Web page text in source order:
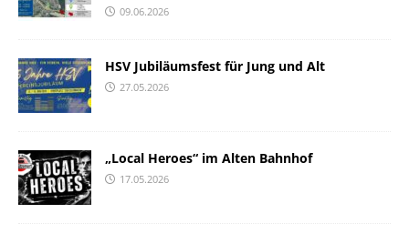
09.06.2026
HSV Jubiläumsfest für Jung und Alt
27.05.2026
„Local Heroes“ im Alten Bahnhof
17.05.2026